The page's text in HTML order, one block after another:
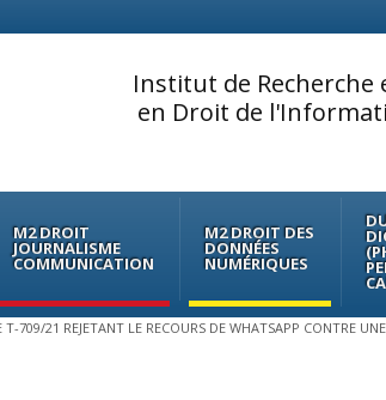
Institut de Recherche
en Droit de
M2 DROIT
JOURNALISME
COMMUNICATION
M2 DROIT DES
DONNÉES
NUMÉRIQUES
709/21 REJETANT LE RECOURS DE WHATSAPP CONTRE